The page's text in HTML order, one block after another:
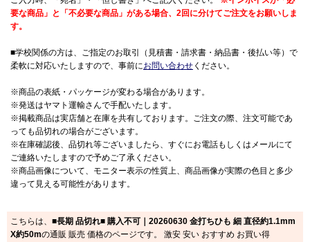
要な商品」と「不必要な商品」がある場合、2回に分けてご注文をお願いしま
す。
■学校関係の方は、ご指定のお取引（見積書・請求書・納品書・後払い等）で
柔軟に対応いたしますので、事前にお問い合わせ ください。
※商品の表紙・パッケージが変わる場合があります。
※発送はヤマト運輸さんで手配いたします。
※掲載商品は実店舗と在庫を共有しております。ご注文の際、注文可能であ
っても品切れの場合がございます。
※在庫確認後、品切れ等ございましたら、すぐにお電話もしくはメールにて
ご連絡いたしますので予めご了承ください。
※商品画像について、モニター表示の性質上、商品画像が実際の色目と多少
違って見える可能性があります。
こちらは、 ■長期 品切れ■ 購入不可｜20260630 金打ちひも 細 直径約1.1mm
X約50mの通販 販売 価格のページです。 激安 安い おすすめ お買い得